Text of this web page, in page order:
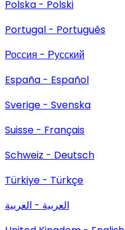
Polska - Polski
Portugal - Português
Россия - Русский
España - Español
Sverige - Svenska
Suisse - Français
Schweiz - Deutsch
Türkiye - Türkçe
العربية - العربية